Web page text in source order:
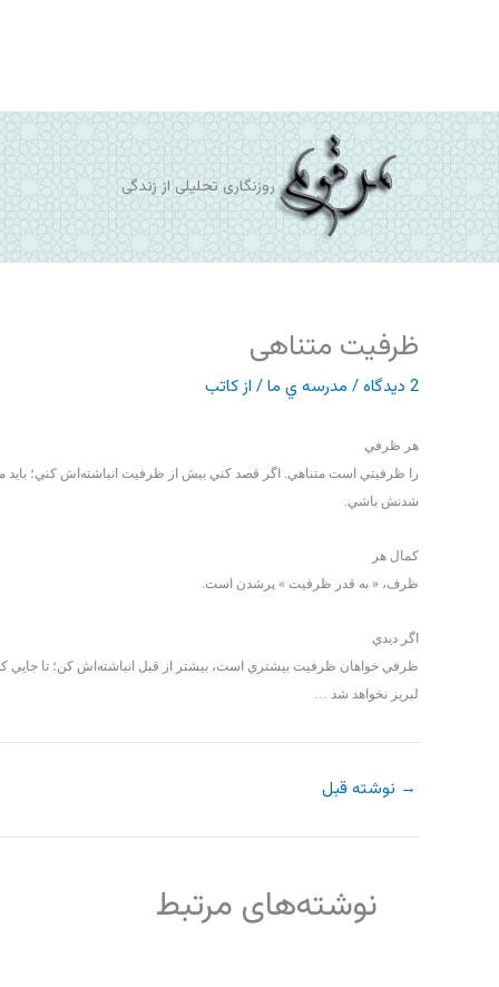
روزنگاری تحلیلی از زندگی
ظرفیت متناهی
2 دیدگاه / مدرسه ي ما/ ازکاتب
هر ظرفي
را ظرفيتي است متناهي. اگر قصد كني بيش از ظرفيت انباشته‌اش كني؛ بايد
شدنش باشي.
كمال هر
ظرف، « به قدر ظرفيت » پرشدن است.
اگر ديدي
ظرفي خواهان ظرفيت بيشتري است، بيشتر از قبل انباشته‌اش كن؛ تا جايي
لبريز نخواهد شد …
→ نوشته قبل
نوشته‌های مرتبط